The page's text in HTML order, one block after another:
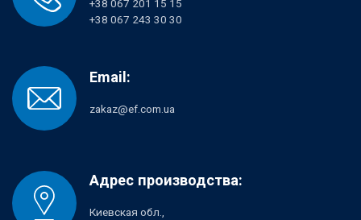
+38 067 201 15 15
+38 067 243 30 30
Email:
zakaz@ef.com.ua
Адрес производства:
Киевская обл.,